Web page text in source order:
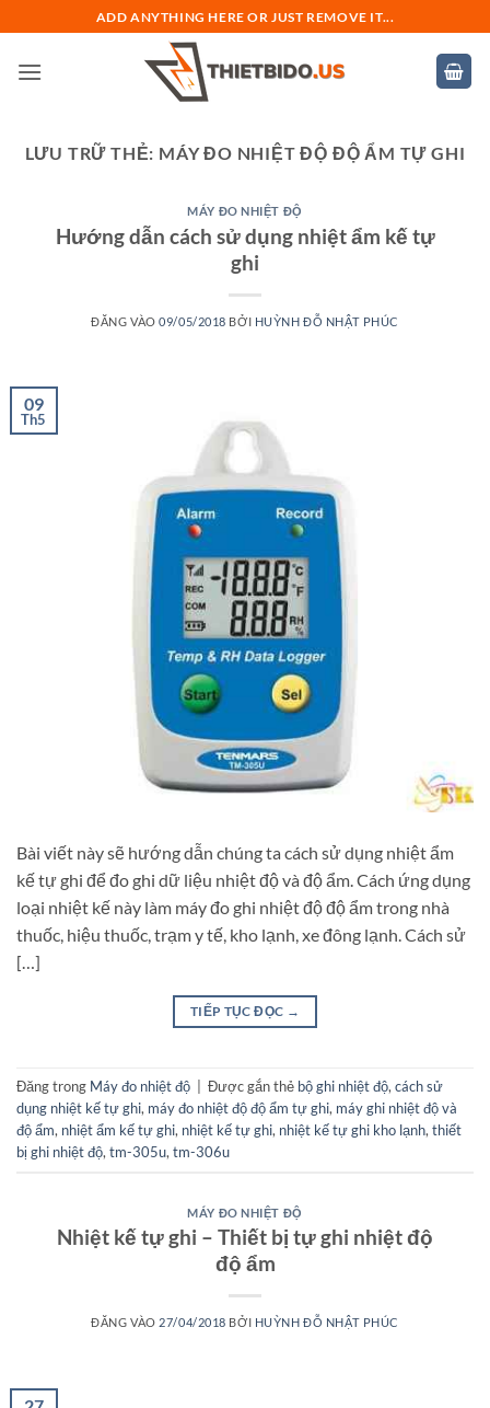
qua
nội
ADD ANYTHING HERE OR JUST REMOVE IT...
LƯU TRỮ THẺ: MÁY ĐO NHIỆT ĐỘ ĐỘ ẨM TỰ GHI
MÁY ĐO NHIỆT ĐỘ
Hướng dẫn cách sử dụng nhiệt ẩm kế tự
ghi
ĐĂNG VÀO09/05/2018 BỞI HUỲNH ĐỖ NHẬT PHÚC
09
Th5
Bài viết này sẽ hướng dẫn chúng ta cách sử dụng nhiệt ẩm
kế tự ghi để đo ghi dữ liệu nhiệt độ và độ ẩm. Cách ứng dụng
loại nhiệt kế này làm máy đo ghi nhiệt độ độ ẩm trong nhà
thuốc, hiệu thuốc, trạm y tế, kho lạnh, xe đông lạnh. Cách sử
[…]
TIẾP TỤC ĐỌC →
Đăng trong Máy đo nhiệt độ Được gắn thẻ bộ ghi nhiệt độ, cách sử
dụng nhiệt kế tự ghi, máy đo nhiệt độ độ ẩm tự ghi, máy ghi nhiệt độ và
độ ẩm, nhiệt ẩm kế tự ghi, nhiệt kế tự ghi, nhiệt kế tự ghi kho lạnh, thiết
bị ghi nhiệt độ, tm-305u, tm-306u
MÁY ĐO NHIỆT ĐỘ
Nhiệt kế tự ghi – Thiết bị tự ghi nhiệt độ
độ ẩm
ĐĂNG VÀO 27/04/2018 BỞI HUỲNH ĐỖ NHẬT PHÚC